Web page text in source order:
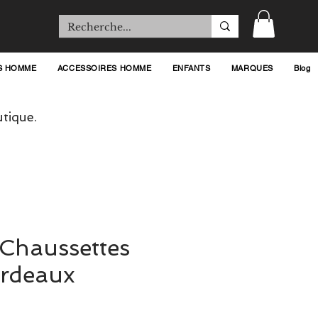
HOMME ACCESSOIRES HOMME ENFANTS MARQUES Blog